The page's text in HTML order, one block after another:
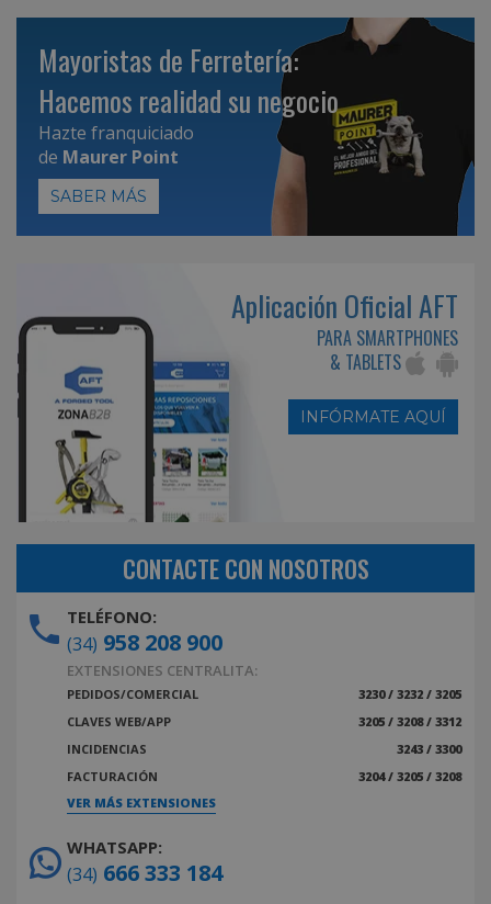
Mayoristas de Ferretería:
Hacemos realidad su negocio
Hazte franquiciado
de Maurer Point
SABER MÁS
Aplicación Oficial AFT
PARA SMARTPHONES
& TABLETS
INFÓRMATE AQUÍ
CONTACTE CON NOSOTROS
TELÉFONO:
(34) 958 208 900
EXTENSIONES CENTRALITA:
PEDIDOS/COMERCIAL
3230 / 3232 / 3205
CLAVES WEB/APP
3205 / 3208 / 3312
INCIDENCIAS
3243 / 3300
FACTURACIÓN
3204 / 3205 / 3208
VER MÁS EXTENSIONES
WHATSAPP:
(34) 666 333 184